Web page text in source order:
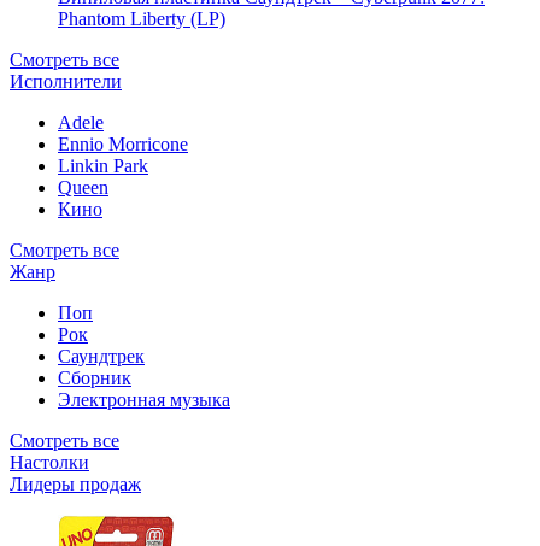
Phantom Liberty (LP)
Смотреть все
Исполнители
Adele
Ennio Morricone
Linkin Park
Queen
Кино
Смотреть все
Жанр
Поп
Рок
Саундтрек
Сборник
Электронная музыка
Смотреть все
Настолки
Лидеры продаж